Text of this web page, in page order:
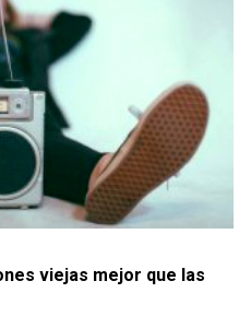
viejas mejor que las